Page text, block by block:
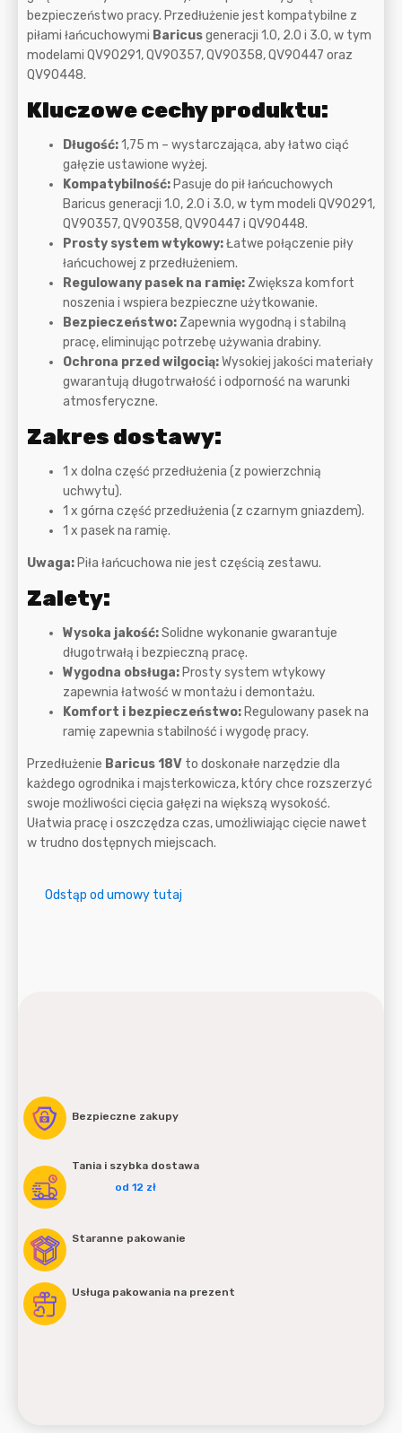
bezpieczeństwo pracy. Przedłużenie jest kompatybilne z
piłami łańcuchowymi Baricusgeneracji 1.0, 2.0 i 3.0, w tym
modelami QV90291, QV90357, QV90358, QV90447 oraz
QV90448.
Kluczowe cechy produktu:
Długość:1,75 m – wystarczająca, aby łatwo ciąć
gałęzie ustawione wyżej.
Kompatybilność: Pasuje do pił łańcuchowych
Baricus generacji 1.0, 2.0 i 3.0, w tym modeli QV90291,
QV90357, QV90358, QV90447 i QV90448.
Prosty system wtykowy:Łatwe połączenie piły
łańcuchowej z przedłużeniem.
Regulowany pasek na ramię: Zwiększa komfort
noszenia i wspiera bezpieczne użytkowanie.
Bezpieczeństwo: Zapewnia wygodną i stabilną
pracę, eliminując potrzebę używania drabiny.
Ochrona przed wilgocią:Wysokiej jakości materiały
gwarantują długotrwałość i odporność na warunki
atmosferyczne.
Zakres dostawy:
1 x dolna część przedłużenia (z powierzchnią
uchwytu).
1 x górna część przedłużenia (z czarnym gniazdem).
1 x pasek na ramię.
Uwaga: Piła łańcuchowa nie jest częścią zestawu.
Zalety:
Wysoka jakość:Solidne wykonanie gwarantuje
długotrwałą i bezpieczną pracę.
Wygodna obsługa: Prosty system wtykowy
zapewnia łatwość w montażu i demontażu.
Komfort i bezpieczeństwo: Regulowany pasek na
ramię zapewnia stabilność i wygodę pracy.
Przedłużenie Baricus 18V to doskonałe narzędzie dla
każdego ogrodnika i majsterkowicza, który chce rozszerzyć
swoje możliwości cięcia gałęzi na większą wysokość.
Ułatwia pracę i oszczędza czas, umożliwiając cięcie nawet
w trudno dostępnych miejscach.
Odstąp od umowy tutaj
Bezpieczne zakupy
Tania i szybka dostawa
od 12 zł
Staranne pakowanie
Usługa pakowania na prezent